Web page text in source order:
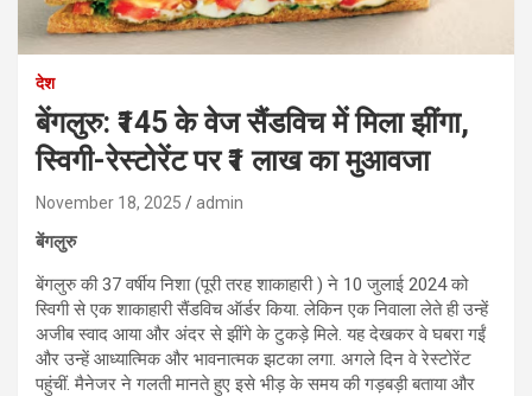
देश
बेंगलुरु: ₹145 के वेज सैंडविच में मिला झींगा,
स्विगी-रेस्टोरेंट पर ₹1 लाख का मुआवजा
November 18, 2025 admin
बेंगलुरु
बेंगलुरु की 37 वर्षीय निशा (पूरी तरह शाकाहारी ) ने 10 जुलाई 2024 को
स्विगी से एक शाकाहारी सैंडविच ऑर्डर किया. लेकिन एक निवाला लेते ही उन्हें
अजीब स्वाद आया और अंदर से झींगे के टुकड़े मिले. यह देखकर वे घबरा गईं
और उन्हें आध्यात्मिक और भावनात्मक झटका लगा. अगले दिन वे रेस्टोरेंट
पहुंचीं. मैनेजर ने गलती मानते हुए इसे भीड़ के समय की गड़बड़ी बताया और